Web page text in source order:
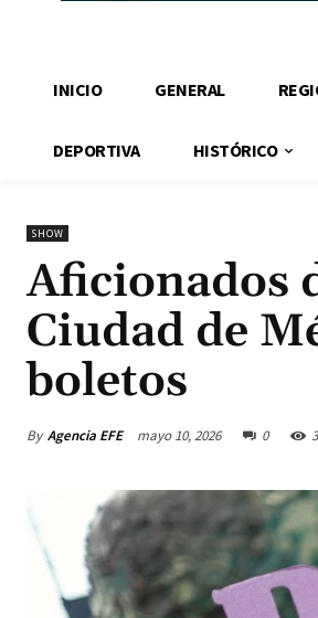
INICIO GENERAL
DEPORTIVA HISTÓRICO
SHOW
Aficionados
Ciudad de
boletos
By Agencia EFE mayo 10, 2026 0